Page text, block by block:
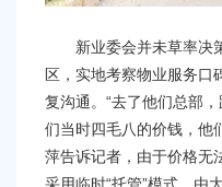
新业委会并未草率决
区，实地考察物业服务口
复沟通。“去了他们总部
们当时四毛八的价钱，他
萍告诉记者，由于价格无
采用临时“托管”模式，由